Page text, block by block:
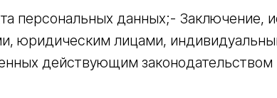
персональных данных;- Заключение,
юридическим лицами,
действующим законодательством